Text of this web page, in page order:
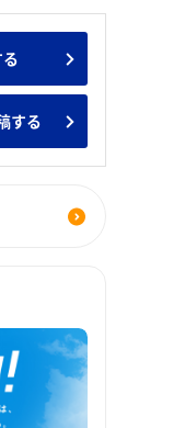
ターン人気企業ランキ
する